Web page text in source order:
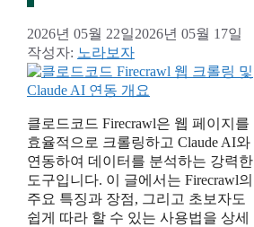
2026년 05월 22일2026년 05월 17일
작성자: 노라보자
클로드코드 Firecrawl은 웹 페이지를
효율적으로 크롤링하고 Claude AI와
연동하여 데이터를 분석하는 강력한
도구입니다. 이 글에서는 Firecrawl의
주요 특징과 장점, 그리고 초보자도
쉽게 따라 할 수 있는 사용법을 상세